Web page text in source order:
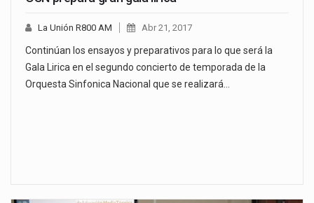
La Unión R800 AM Abr 21, 2017
Continúan los ensayos y preparativos para lo que será la
Gala Lirica en el segundo concierto de temporada de la
Orquesta Sinfonica Nacional que se realizará…